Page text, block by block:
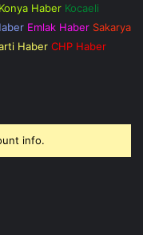
Konya Haber Kocaeli
Emlak Haber Sakarya
Haber CHP Haber
info.